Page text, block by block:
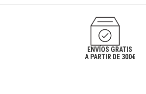
ENVÍOS GRATIS
A PARTIR DE 300€